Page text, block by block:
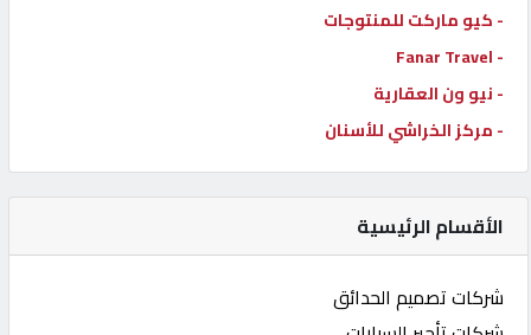
- كيو ماركت للمنتوجات
- Fanar Travel
- نيو ون العقارية
- مركز الخراشي للأسنان
الأقسام الرئيسية
شركات تصميم الحدائق